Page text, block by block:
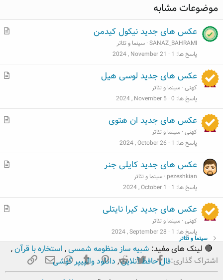
موضوعات مشابه
م
عکس های جدید نیکول کیدمن
SANAZ_BAHRAMI سینما و تئاتر
پاسخ ها 1
2024 , November 21
م
عکس های جدید لوسی هیل
کهنی سینما و تئاتر
پاسخ ها 0
2024 , November 5
م
عکس های جدید ان هتوی
کهنی سینما و تئاتر
پاسخ ها 1
2024 , October 26
م
عکس های جدید کایلی جنر
pezeshkian سینما و تئاتر
پاسخ ها 1
2024 , October 1
م
عکس های جدید کیرا نایتلی
کهنی سینما و تئاتر
پاسخ ها 1
2024 , September 28
اشتراک گذاری: فیسبوکتویتر Reddit
Pinterest
Tumblr
WhatsApp
ایمیل
سینما و تئاتر
🔴 لینک های مفید: شبیه ساز منظومه شمسی, استخاره با قرآن,
فال حافظ آنلاین, دانلود والپیپر گوشی